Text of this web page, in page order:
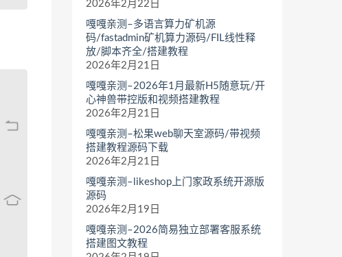
2026年2月22日
嘎嘎亲测–多语言算力矿机源
码/fastadmin矿机算力源码/FIL线性释
放/脚本齐全/搭建教程
2026年2月21日
嘎嘎亲测–2026年1月最新H5随意玩/开
心神兽带控版和视频搭建教程
2026年2月21日
嘎嘎亲测–松果web聊天室源码/带视频
搭建教程源码下载
2026年2月21日
嘎嘎亲测–likeshop上门家政系统开源版
源码
2026年2月19日
嘎嘎亲测–2026简易独立部署客服系统
搭建图文教程